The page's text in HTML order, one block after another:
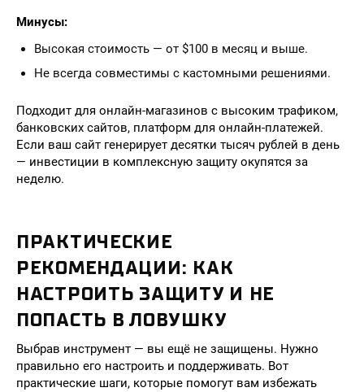
Минусы:
Высокая стоимость — от $100 в месяц и выше.
Не всегда совместимы с кастомными решениями.
Подходит для онлайн-магазинов с высоким трафиком,
банковских сайтов, платформ для онлайн-платежей.
Если ваш сайт генерирует десятки тысяч рублей в день
— инвестиции в комплексную защиту окупятся за
неделю.
ПРАКТИЧЕСКИЕ
РЕКОМЕНДАЦИИ: КАК
НАСТРОИТЬ ЗАЩИТУ И НЕ
ПОПАСТЬ В ЛОВУШКУ
Выбрав инструмент — вы ещё не защищены. Нужно
правильно его настроить и поддерживать. Вот
практические шаги, которые помогут вам избежать